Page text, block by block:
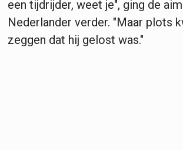
een tijdrijder, weet je", ging de
Nederlander verder. "Maar plots
zeggen dat hij gelost was."